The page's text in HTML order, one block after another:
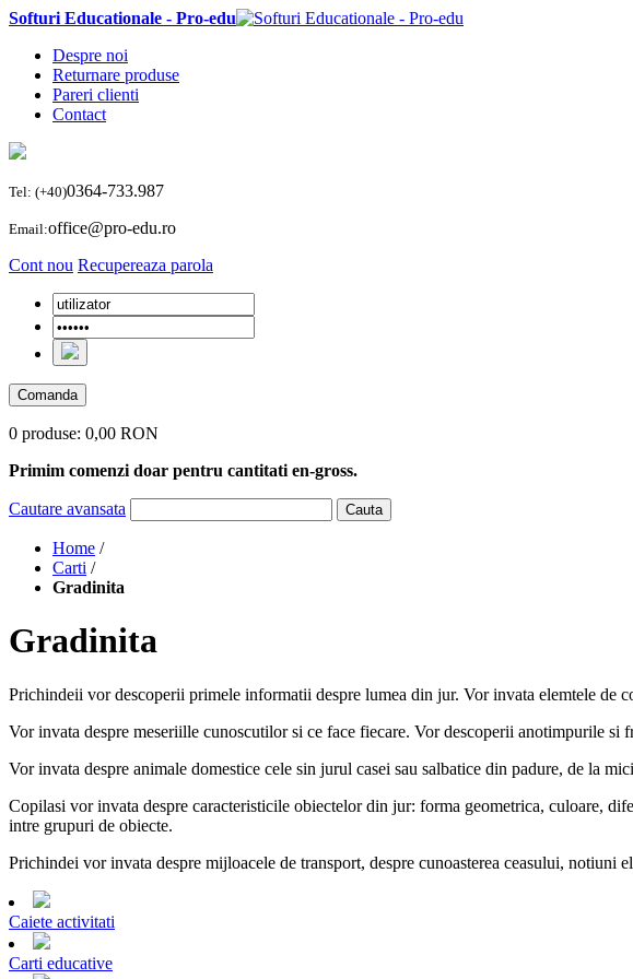
Softuri Educationale - Pro-edu
Despre noi
Returnare produse
Pareri clienti
Contact
Tel: (+40)0364-733.987
Email:office@pro-edu.ro
Cont nou Recupereaza parola
Comanda
0 produse: 0,00 RON
Primim comenzi doar pentru cantitati en-gross.
Cautare avansata Cauta
Home /
Carti /
Gradinita
Gradinita
Prichindeii vor descoperii primele informatii despre lumea din jur. Vor invata elemtele de
Vor invata despre meseriille cunoscutilor si ce face fiecare. Vor descoperii anotimpurile si
Vor invata despre animale domestice cele sin jurul casei sau salbatice din padure, de la
Copilasi vor invata despre caracteristicile obiectelor din jur: forma geometrica, culoare,
intre grupuri de obiecte.
Prichindei vor invata despre mijloacele de transport, despre cunoasterea ceasului,
Caiete activitati
Carti educative